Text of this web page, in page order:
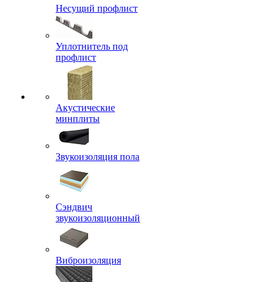
Несущий профлист
Уплотнитель под
профлист
Акустические
минплиты
Звукоизоляция пола
Сэндвич
звукоизоляционный
Виброизоляция